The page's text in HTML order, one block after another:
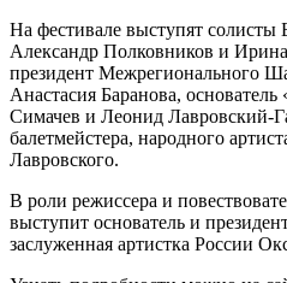
На фестивале выступят солисты
Александр Полковников и
президент Межрегионального
Анастасия Баранова,
Симачев и Леонид Лавровский-
балетмейстера, народного
Лавровского.
В роли режиссера и
выступит основатель и
заслуженная артистка России